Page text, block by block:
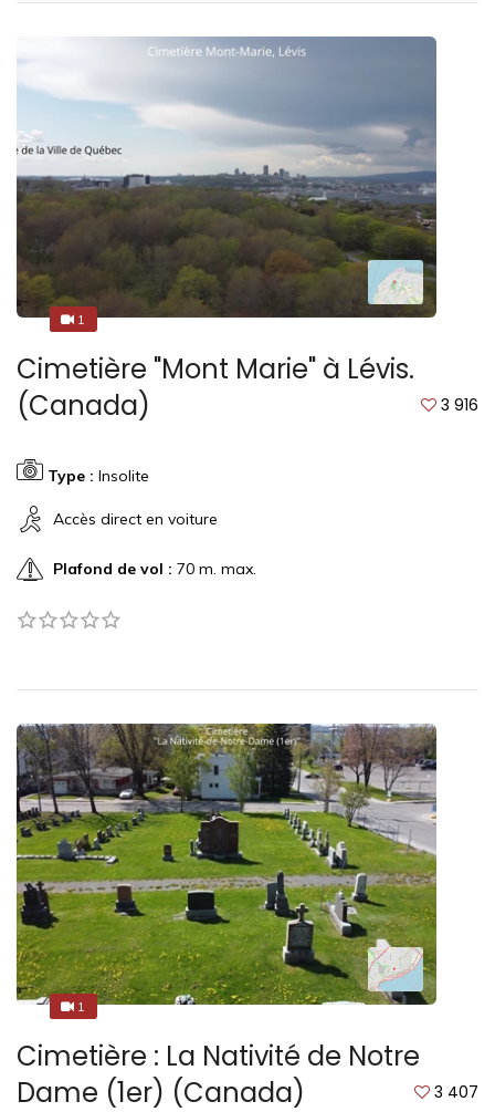
3
1
Cimetière "Mont Marie" à Lévis.
(Canada)
3 916
Type : Insolite
Accès direct en voiture
Plafond de vol : 70 m. max.
51
Cimetière : La Nativité de Notre
Dame (1er) (Canada)
3 407